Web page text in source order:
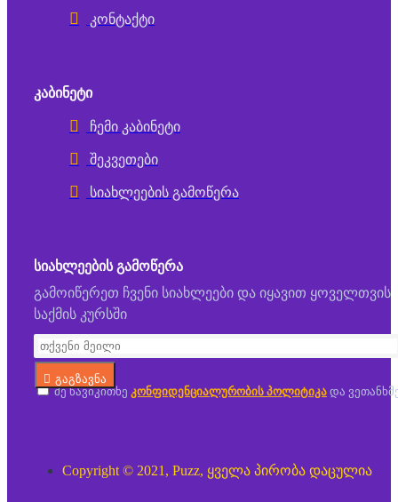
კონტაქტი
ᲙᲐᲑᲘᲜᲔᲢᲘ
ჩემი კაბინეტი
შეკვეთები
სიახლეების გამოწერა
ᲡᲘᲐᲮᲚᲔᲔᲑᲘᲡ ᲒᲐᲛᲝᲬᲔᲠᲐ
გამოიწერეთ ჩვენი სიახლეები და იყავით ყოველთვის
საქმის კურსში
გაგზავნა
მე წავიკითხე კონფიდენციალურობის პოლიტიკა და
Copyright © 2021, Puzz, ყველა პირობა დაცულია